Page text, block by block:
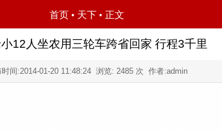
首页 • 天下 • 正文
12人坐农用三轮车跨省回家 行程3千里
时间:2014-01-20 11:48:24 浏览: 2485 次 作者:admin